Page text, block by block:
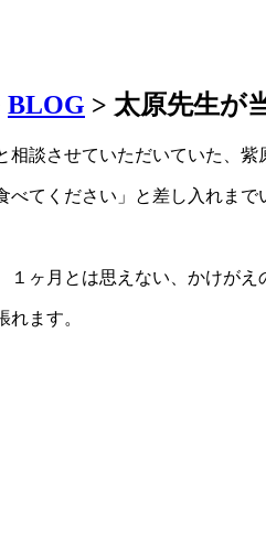
BLOG > 太原先生が
談させていただいていた、
べてください」と差し入れま
ヶ月とは思えない、かけがえ
ます。